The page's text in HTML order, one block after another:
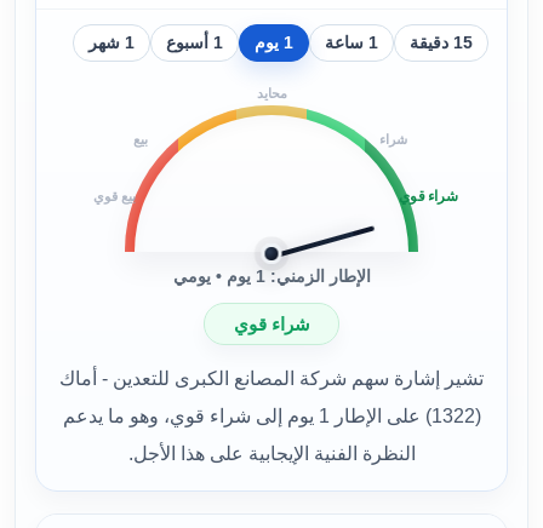
15 دقيقة 1 ساعة 1 يوم 1 أسبوع 1 شهر
بيع قوي
بيع
محايد
شراء
شراء قوي
الإطار الزمني: 1 يوم • يومي
شراء قوي
تشير إشارة سهم شركة المصانع الكبرى للتعدين - أماك
(1322) على الإطار 1 يوم إلى شراء قوي، وهو ما يدعم
النظرة الفنية الإيجابية على هذا الأجل.